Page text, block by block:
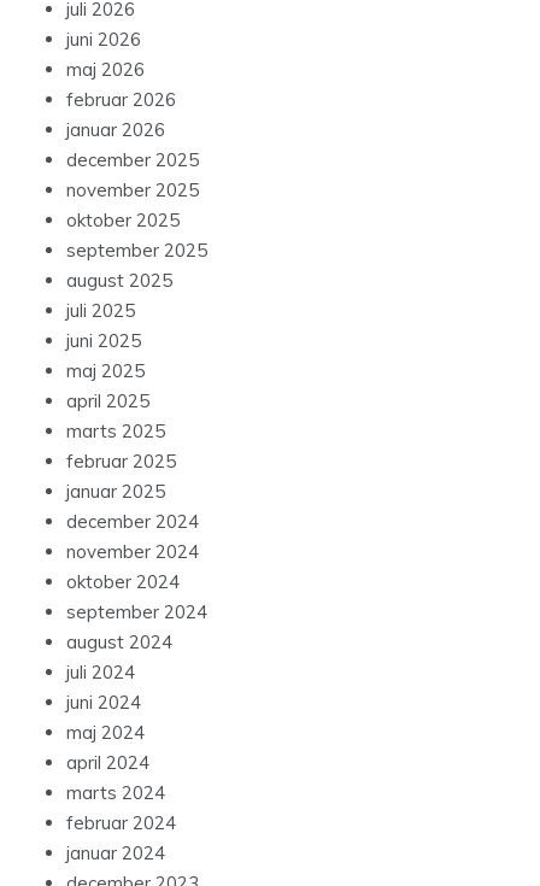
juli 2026
juni 2026
maj 2026
februar 2026
januar 2026
december 2025
november 2025
oktober 2025
september 2025
august 2025
juli 2025
juni 2025
maj 2025
april 2025
marts 2025
februar 2025
januar 2025
december 2024
november 2024
oktober 2024
september 2024
august 2024
juli 2024
juni 2024
maj 2024
april 2024
marts 2024
februar 2024
januar 2024